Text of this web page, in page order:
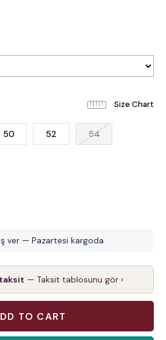
50 52 54
ver — Pazartesi kargoda
taksit — Taksit tablosunu gör ›